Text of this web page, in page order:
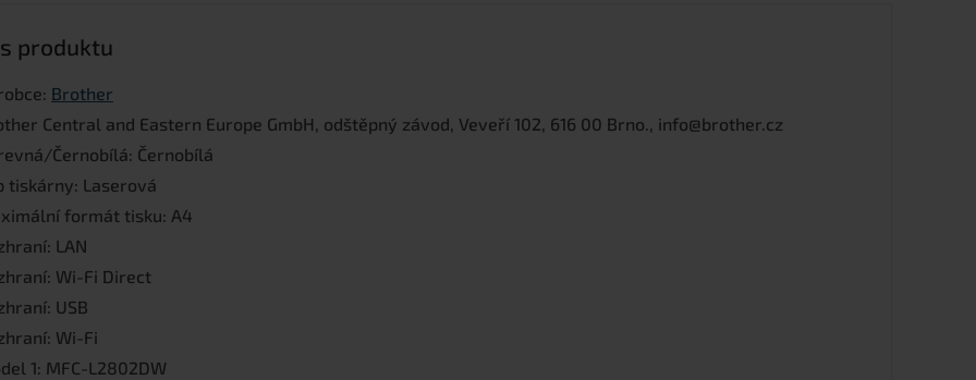
produktu
Brother
Central and Eastern Europe GmbH, odštěpný závod, Veveří 102, 616 00 Brno., info@brother.cz
Černobílá: Černobílá
tiskárny: Laserová
formát tisku: A4
LAN
Wi-Fi Direct
USB
Wi-Fi
1: MFC-L2802DW